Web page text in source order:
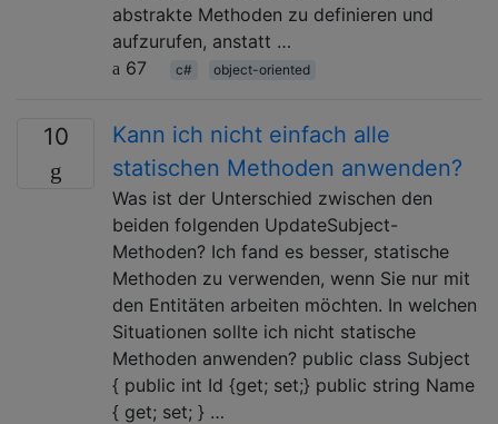
abstrakte Methoden zu definieren und
aufzurufen, anstatt …
67
c# object-oriented
10
Kann ich nicht einfach alle
statischen Methoden anwenden?
Was ist der Unterschied zwischen den
beiden folgenden UpdateSubject-
Methoden? Ich fand es besser, statische
Methoden zu verwenden, wenn Sie nur mit
den Entitäten arbeiten möchten. In welchen
Situationen sollte ich nicht statische
Methoden anwenden? public class Subject
{ public int Id {get; set;} public string Name
{ get; set; } …